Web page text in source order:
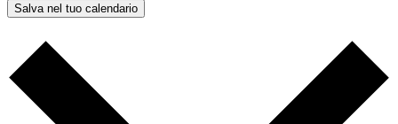
Salva nel tuo calendario